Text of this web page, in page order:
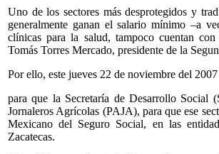
Uno de los sectores más desprotegidos y
generalmente ganan el salario mínimo –a
clínicas para la salud, tampoco cuentan
Tomás Torres Mercado, presidente de la
Por ello, este jueves 22 de noviembre del
para que la Secretaría de Desarrollo Social
Jornaleros Agrícolas (PAJA), para que ese
Mexicano del Seguro Social, en las
Zacatecas.